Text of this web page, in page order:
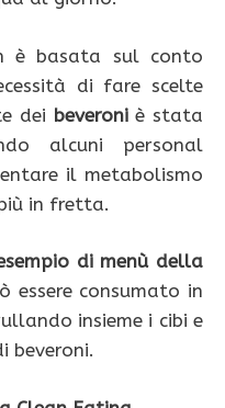
è basata sul conto
di fare scelte
dei beveroniè stata
alcuni personal
il metabolismo
in fretta.
di menù della
essere consumato in
insieme i cibi e
beveroni.